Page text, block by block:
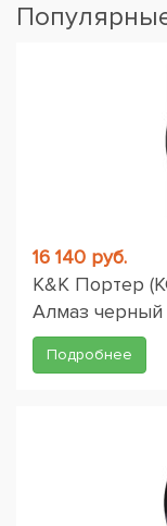
16 140 руб.
K&K Портер
Алмаз черный
Подробнее